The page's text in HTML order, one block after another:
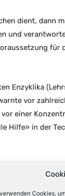
Cookies,
dient, dann
und
für
Enzyklika
vor
einer
Hilfe» in der
Email